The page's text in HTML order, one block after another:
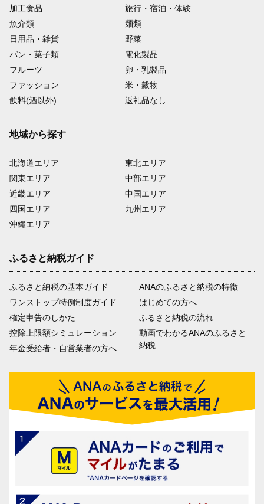
加工食品
旅行・宿泊・体験
魚介類
麺類
日用品・雑貨
野菜
パン・菓子類
電化製品
フルーツ
卵・乳製品
ファッション
米・穀物
飲料(酒以外)
返礼品なし
地域から探す
北海道エリア
関東エリア
近畿エリア
四国エリア
沖縄エリア
東北エリア
中部エリア
中国エリア
九州エリア
ふるさと納税ガイド
ふるさと納税の基本ガイド
ワンストップ特例制度ガイド
確定申告のしかた
控除上限額シミュレーション
年金受給者・自営業者の方へ
ANAのふるさと納税の特徴
はじめての方へ
ふるさと納税の流れ
動画でわかるANAのふるさと
納税